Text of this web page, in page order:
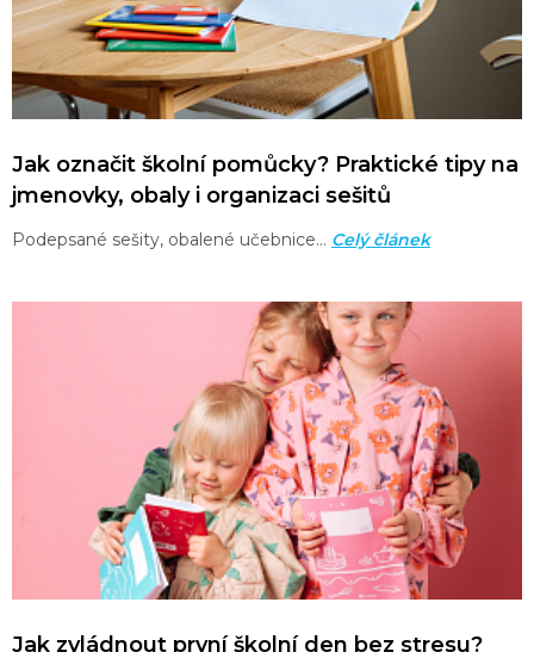
Jak označit školní pomůcky? Praktické tipy na
jmenovky, obaly i organizaci sešitů
Podepsané sešity, obalené učebnice… Celý článek
Jak zvládnout první školní den bez stresu?